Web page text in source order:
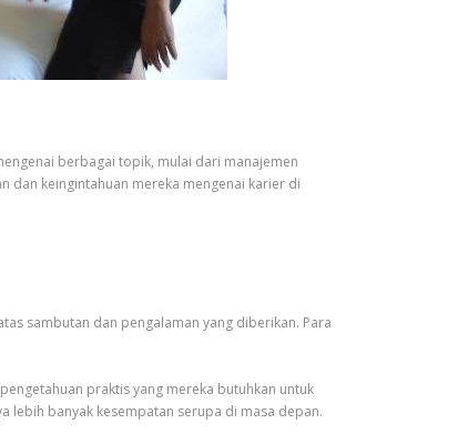
berbagai topik, mulai dari manajemen
dan keingintahuan mereka mengenai karier di
sambutan dan pengalaman yang diberikan. Para
praktis yang mereka butuhkan untuk
lebih banyak kesempatan serupa di masa depan.